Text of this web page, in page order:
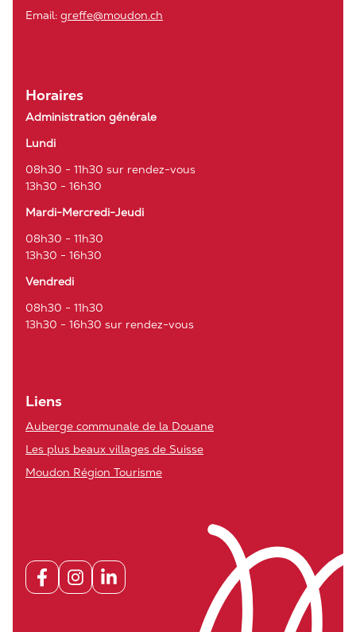
Email: greffe@moudon.ch
Horaires
Administration générale
Lundi
08h30 - 11h30 sur rendez-vous
13h30 - 16h30
Mardi-Mercredi-Jeudi
08h30 - 11h30
13h30 - 16h30
Vendredi
08h30 - 11h30
13h30 - 16h30 sur rendez-vous
Liens
Auberge communale de la Douane
Les plus beaux villages de Suisse
Moudon Région Tourisme